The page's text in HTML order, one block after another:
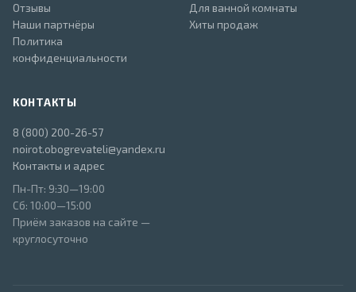
Отзывы
Наши партнёры
Политика
конфиденциальности
Для ванной комнаты
Хиты продаж
КОНТАКТЫ
8 (800) 200-26-57
noirot.obogrevateli@yandex.ru
Контакты и адрес
Пн-Пт: 9:30—19:00
Сб: 10:00—15:00
Приём заказов на сайте —
круглосуточно